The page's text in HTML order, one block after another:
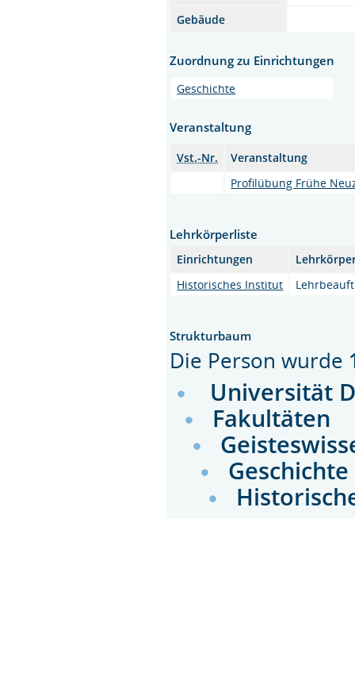
Gebäude
Zuordnung zu Einrichtungen
Geschichte
Veranstaltung
Vst.-Nr.
Veranstaltung
Profilübung Frühe
Lehrkörperliste
Einrichtungen
Historisches Institut
Strukturbaum
Die Person wurde
Universität
Fakultäten
Geschichte